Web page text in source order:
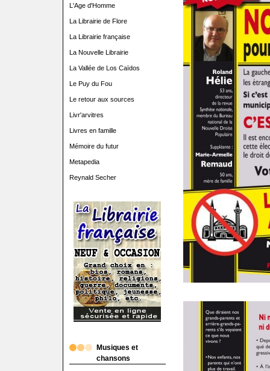
L'Age d'Homme
La Librairie de Flore
La Librairie française
La Nouvelle Librairie
La Vallée de Los Caïdos
Le Puy du Fou
Le retour aux sources
Livr'arvitres
Livres en famille
Mémoire du futur
Metapedia
Reynald Secher
Musiques et
chansons